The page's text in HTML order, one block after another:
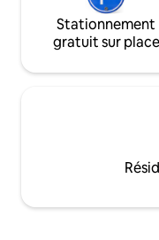
Stationnement
gratuit sur place